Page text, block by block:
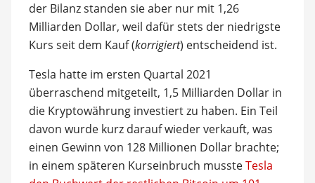
der Bilanz standen sie aber nur mit 1,26
Milliarden Dollar, weil dafür stets der niedrigste
Kurs seit dem Kauf (korrigiert) entscheidend ist.
Tesla hatte im ersten Quartal 2021
überraschend mitgeteilt, 1,5 Milliarden Dollar in
die Kryptowährung investiert zu haben. Ein Teil
davon wurde kurz darauf wieder verkauft, was
einen Gewinn von 128 Millionen Dollar brachte;
in einem späteren Kurseinbruch mussteTesla